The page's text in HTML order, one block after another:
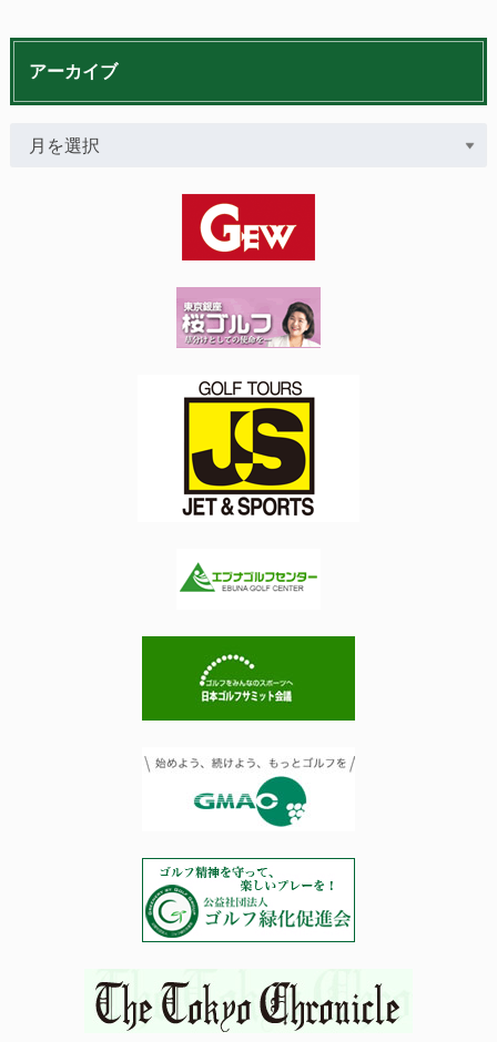
アーカイブ